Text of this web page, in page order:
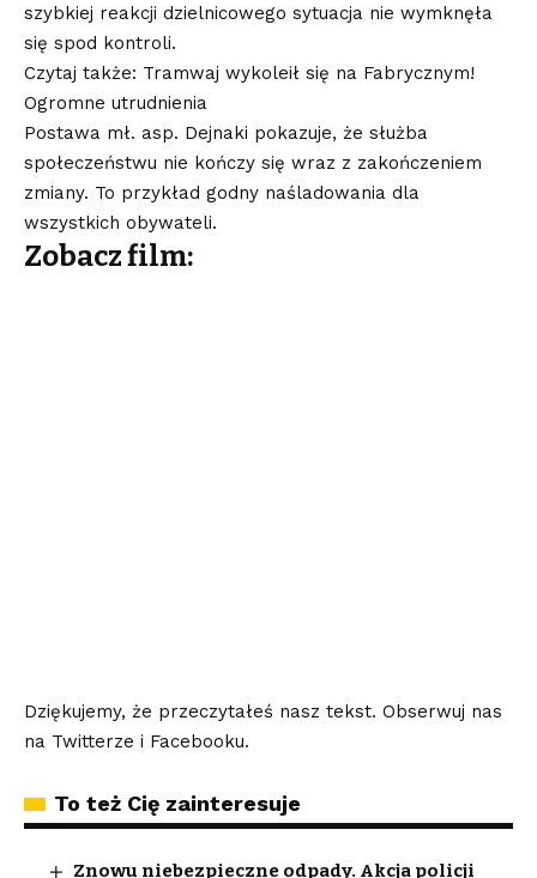
szybkiej reakcji dzielnicowego sytuacja nie wymknęła
się spod kontroli.
Czytaj także: Tramwaj wykoleił się na Fabrycznym!
Ogromne utrudnienia
Postawa mł. asp. Dejnaki pokazuje, że służba
społeczeństwu nie kończy się wraz z zakończeniem
zmiany. To przykład godny naśladowania dla
wszystkich obywateli.
Zobacz film:
Dziękujemy, że przeczytałeś nasz tekst. Obserwuj nas
na Twitterze i Facebooku.
To też Cię zainteresuje
Znowu niebezpieczne odpady. Akcja policji